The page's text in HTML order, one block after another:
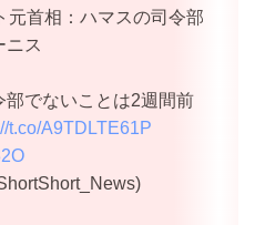
元首相：ハマスの司令部
ニス
でないことは2週間前
t.co/A9TDLTE61P